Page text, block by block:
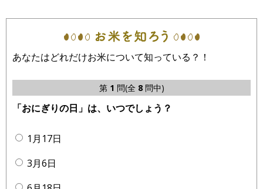
あなたはどれだけお米について知っている？！
第 1 問(全 8問中)
「おにぎりの日」は、いつでしょう？
1月17日
3月6日